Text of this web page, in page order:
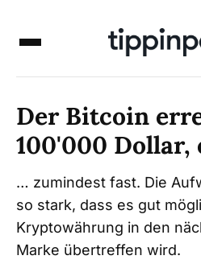
Der Bitcoin
100'000 Dollar,
… zumindest fast. Die
so stark, dass es gut
Kryptowährung in den
Marke übertreffen wird.